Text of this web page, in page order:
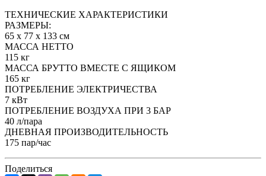
ТЕХНИЧЕСКИЕ ХАРАКТЕРИСТИКИ
РАЗМЕРЫ:
65 х 77 х 133 см
МАССА НЕТТО
115 кг
МАССА БРУТТО ВМЕСТЕ С ЯЩИКОМ
165 кг
ПОТРЕБЛЕНИЕ ЭЛЕКТРИЧЕСТВА
7 кВт
ПОТРЕБЛЕНИЕ ВОЗДУХА ПРИ 3 БАР
40 л/пара
ДНЕВНАЯ ПРОИЗВОДИТЕЛЬНОСТЬ
175 пар/час
Поделиться